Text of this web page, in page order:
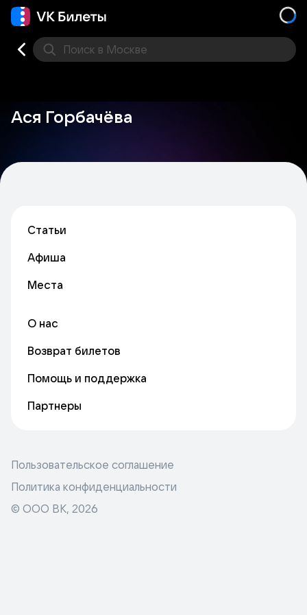
Поиск в Москве
Ася Горбачёва
Статьи
Афиша
Места
О нас
Возврат билетов
Помощь и поддержка
Партнеры
Пользовательское соглашение
Политика конфиденциальности
© ООО ВК, 2026